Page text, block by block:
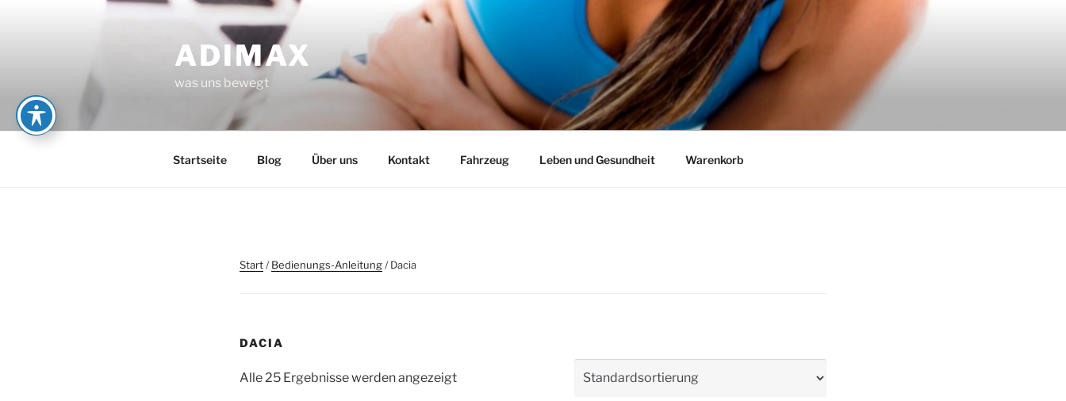
ADIMAX
was uns bewegt
Startseite Blog Über uns Kontakt Fahrzeug Leben und Gesundheit Warenkorb
Start/Bedienungs-Anleitung/ Dacia
DACIA
Alle 25 Ergebnisse werden angezeigt